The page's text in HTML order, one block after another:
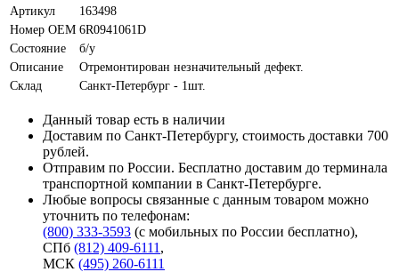
Артикул
163498
Номер OEM 6R0941061D
Состояние
б/у
Описание
Отремонтирован незначительный дефект.
Склад
Санкт-Петербург - 1шт.
Данный товар есть в наличии
Доставим по Санкт-Петербургу, стоимость доставки 700
рублей.
Отправим по России. Бесплатно доставим до терминала
транспортной компании в Санкт-Петербурге.
Любые вопросы связанные с данным товаром можно
уточнить по телефонам:
(800) 333-3593 (с мобильных по России бесплатно),
СПб (812) 409-6111 ,
МСК (495) 260-6111